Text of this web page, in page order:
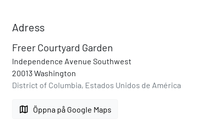
Adress
Freer Courtyard Garden
Independence Avenue Southwest
20013 Washington
District of Columbia, Estados Unidos de América
map Öppna på Google Maps